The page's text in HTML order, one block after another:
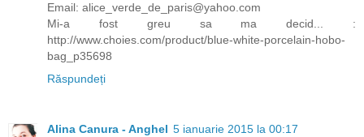
Email: alice_verde_de_paris@yahoo.com
Mi-a fost greu sa ma decid... :
http://www.choies.com/product/blue-white-porcelain-hobo-
bag_p35698
Răspundeți
Alina Canura - Anghel 5 ianuarie 2015 la 00:17